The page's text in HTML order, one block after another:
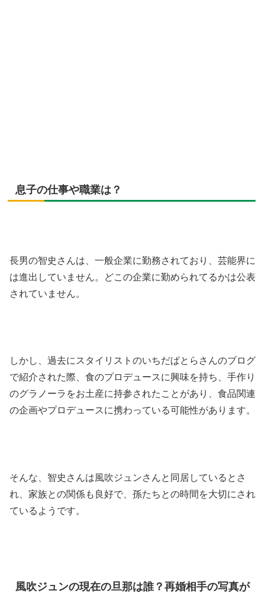
息子の仕事や職業は？
長男の智史さんは、 一般企業に勤務されており、芸能界に
は進出していません。どこの企業に勤められてるかは公表
されていません。
しかし、過去にスタイリストのいちだぱとらさんのブログ
で紹介された際、食のプロデュースに興味を持ち、手作り
のグラノーラをお土産に持参されたことがあり、食品関連
の企画やプロデュースに携わっている可能性があります。
そんな、 智史さんは風吹ジュンさんと同居しているとさ
れ、家族との関係も良好で、孫たちとの時間を大切にされ
ているようです。
風吹ジュンの現在の旦那は誰？再婚相手の写真が